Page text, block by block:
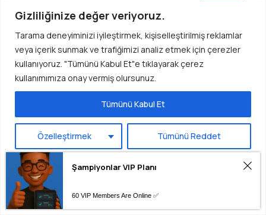
Gizliliğinize değer veriyoruz.
Tarama deneyiminizi iyileştirmek, kişiselleştirilmiş reklamlar
veya içerik sunmak ve trafiğimizi analiz etmek için çerezler
kullanıyoruz. "Tümünü Kabul Et"e tıklayarak çerez
kullanımımıza onay vermiş olursunuz.
Özelleştirmek Tümünü Reddet
Tümünü Kabul Et
Gerekli
Tercihlerimi Kaydet
Today
02:30
Fortaleza
X/X2 1.18
Today
Şampiyonlar VIP Planı
60 VIP Members Are Online ✅Türkçe
Deutsch
Français
Português
Italiano
हिन्दी
العربية
Русский